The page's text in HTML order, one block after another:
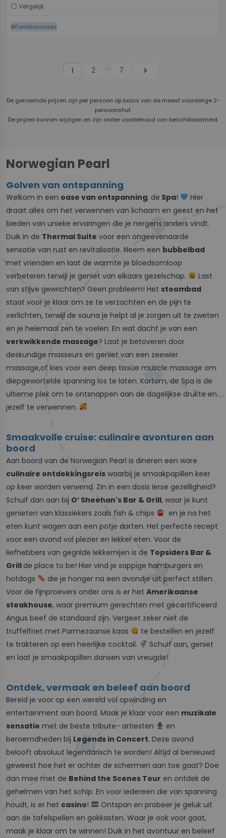
Vergelijk
#Familiecruises
1 2 ... 7 chevron_right
De genoemde prijzen zijn per persoon op basis van de meest voordelige 2-
persoonshut.
De prijzen kunnen wijzigen en zijn onder voorbehoud van beschikbaarheid.
Norwegian Pearl
Golven van ontspanning
Welkom in een oase van ontspanning; de Spa!
Hier
draait alles om het verwennen van lichaam en geest en het
bieden van unieke ervaringen die je nergens anders vindt.
Duik in de Thermal Suite voor een ongeëvenaarde
sensatie van rust en revitalisatie. Neem een bubbelbad
met vrienden en laat de warmte je bloedsomloop
verbeteren terwijl je geniet van elkaars gezelschap.
Last
van stijve gewrichten? Geen probleem! Het stoombad
staat voor je klaar om ze te verzachten en de pijn te
verlichten, terwijl de sauna je helpt al je zorgen uit te zweten
en je helemaal zen te voelen. En wat dacht je van een
verkwikkende massage? Laat je betoveren door
deskundige masseurs en geniet van een zeewier
massage,of kies voor een deep tissue muscle massage om
diepgewortelde spanning los te laten. Kortom, de Spa is de
ultieme plek om te ontsnappen aan de dagelijkse drukte en
jezelf te verwennen.
Smaakvolle cruise: culinaire avonturen aan
boord
Aan boord van de Norwegian Pearl is dineren een ware
culinaire ontdekkingsreis waarbij je smaakpapillen keer
op keer worden verwend. Zin in een dosis Ierse gezelligheid?
Schuif dan aan bij O’ Sheehan's Bar & Grill, waar je kunt
genieten van klassiekers zoals fish & chips
en je na het
eten kunt wagen aan een potje darten. Het perfecte recept
voor een avond vol plezier en lekker eten. Voor de
liefhebbers van gegrilde lekkernijen is de Topsiders Bar &
Grill de place to be! Hier vind je sappige hamburgers en
hotdogs
die je honger na een avondje uit perfect stillen.
Voor de fijnproevers onder ons is er het Amerikaanse
steakhouse, waar premium gerechten met gecertificeerd
Angus beef de standaard zijn. Vergeet zeker niet de
truffelfriet met Parmezaanse kaas
te bestellen en jezelf
te trakteren op een heerlijke cocktail.
Schuif aan, geniet
en laat je smaakpapillen dansen van vreugde!
Ontdek, vermaak en beleef aan boord
Bereid je voor op een wereld vol opwinding en
entertainment aan boord. Maak je klaar voor een muzikale
sensatie met de beste tribute- artiesten
en
beroemdheden bij Legends in Concert. Deze avond
belooft absoluut legendarisch te worden! Altijd al benieuwd
geweest hoe het er achter de schermen aan toe gaat? Doe
dan mee met de Behind the Scenes Tour en ontdek de
geheimen van het schip. En voor iedereen die van spanning
houdt, is er het casino!
Ontspan en probeer je geluk uit
aan de tafelspellen en gokkasten. Waar je ook voor gaat,
maak je klaar om te winnen! Duik in het avontuur en beleef